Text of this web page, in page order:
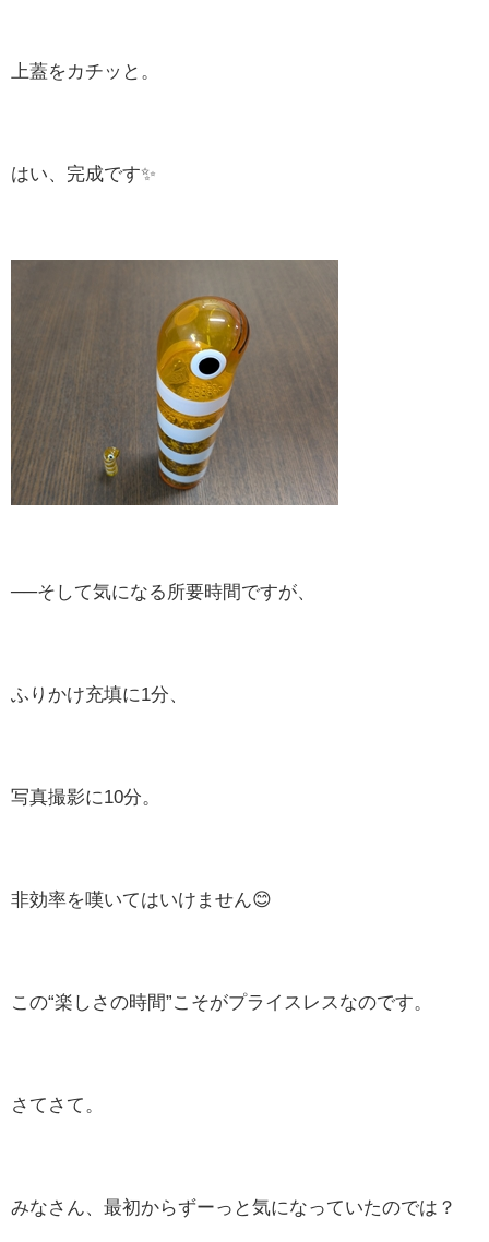
上蓋をカチッと。
はい、完成です✨
──そして気になる所要時間ですが、
ふりかけ充填に1分、
写真撮影に10分。
非効率を嘆いてはいけません😊
この“楽しさの時間”こそがプライスレスなのです。
さてさて。
みなさん、最初からずーっと気になっていたのでは？